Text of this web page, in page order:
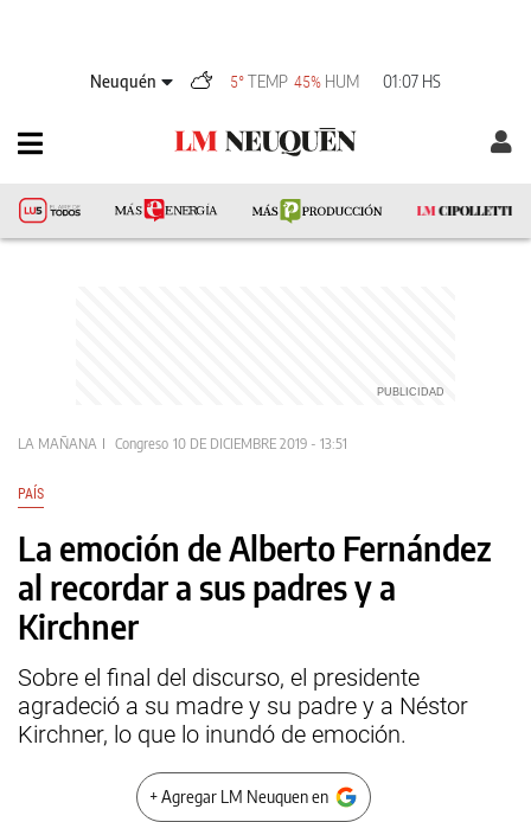
Neuquén 5° TEMP 45% HUM 01:07 HS
LA MAÑANA Congreso 10 DE DICIEMBRE 2019 - 13:51
PAÍS
La emoción de Alberto Fernández
al recordar a sus padres y a
Kirchner
Sobre el final del discurso, el presidente
agradeció a su madre y su padre y a Néstor
Kirchner, lo que lo inundó de emoción.
+ Agregar LM Neuquen en